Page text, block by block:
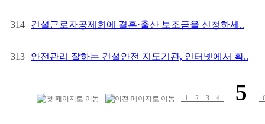
314 건설근로자공제회에 결혼·출산 보조금을 신청하세..
313 안전관리 잘하는 건설안전 지도기관, 인터넷에서 확..
1 2 3 4 5